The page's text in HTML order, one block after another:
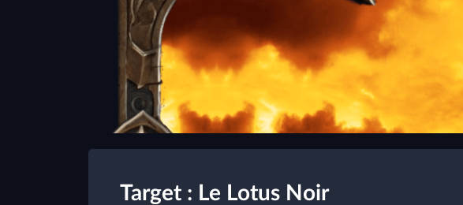
Target : Le Lotus Noir